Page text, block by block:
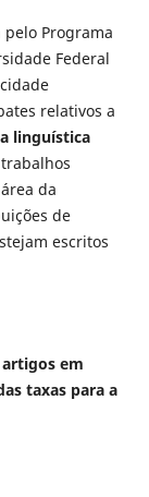
Programa
Federal
relativos a
linguística
da
de
escritos
em
taxas para a